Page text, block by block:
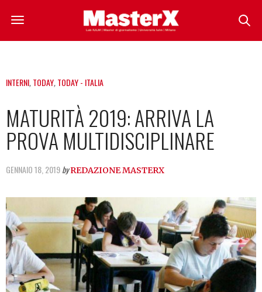
INTERNI,TODAY,TODAY - ITALIA
MATURITÀ 2019: ARRIVA LA
PROVA MULTIDISCIPLINARE
GENNAIO 18, 2019by REDAZIONE MASTERX